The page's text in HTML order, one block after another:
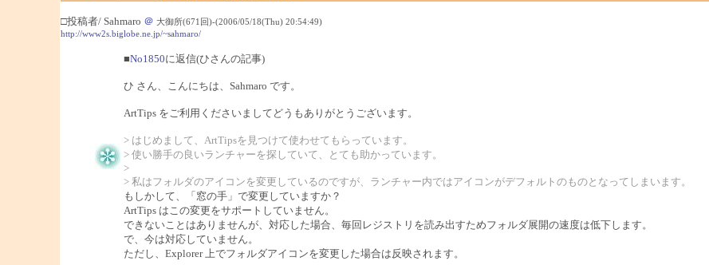
□投稿者/ Sahmaro ＠ 大御所(671回)-(2006/05/18(Thu) 20:54:49)
http://www2s.biglobe.ne.jp/~sahmaro/
■No1850に返信(ひさんの記事)
ひ さん、こんにちは、Sahmaro です。
ArtTips をご利用くださいましてどうもありがとうございます。
> はじめまして、ArtTipsを見つけて使わせてもらっています。
> 使い勝手の良いランチャーを探していて、とても助かっています。
>
> 私はフォルダのアイコンを変更しているのですが、ランチャー内ではアイコンがデフォルトのものとなってしまいます。
もしかして、「窓の手」で変更していますか？
ArtTips はこの変更をサポートしていません。
できないことはありませんが、対応した場合、毎回レジストリを読み出すためフォルダ展開の速度は低下します。
で、今は対応していません。
ただし、Explorer 上でフォルダアイコンを変更した場合は反映されます。